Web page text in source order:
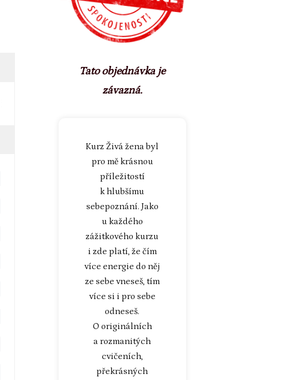
Tato objednávka je
závazná.
Kurz Živá žena byl
pro mě krásnou
příležitostí
k hlubšímu
sebepoznání. Jako
u každého
zážitkového kurzu
i zde platí, že čím
více energie do něj
ze sebe vneseš, tím
více si i pro sebe
odneseš.
O originálních
a rozmanitých
cvičeních,
překrásných